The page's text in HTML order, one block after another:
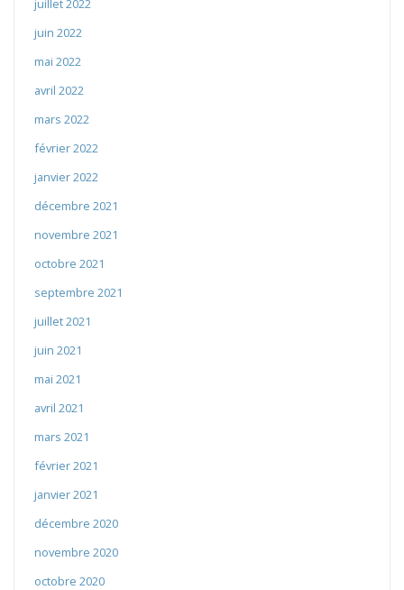
juillet 2022
juin 2022
mai 2022
avril 2022
mars 2022
février 2022
janvier 2022
décembre 2021
novembre 2021
octobre 2021
septembre 2021
juillet 2021
juin 2021
mai 2021
avril 2021
mars 2021
février 2021
janvier 2021
décembre 2020
novembre 2020
octobre 2020